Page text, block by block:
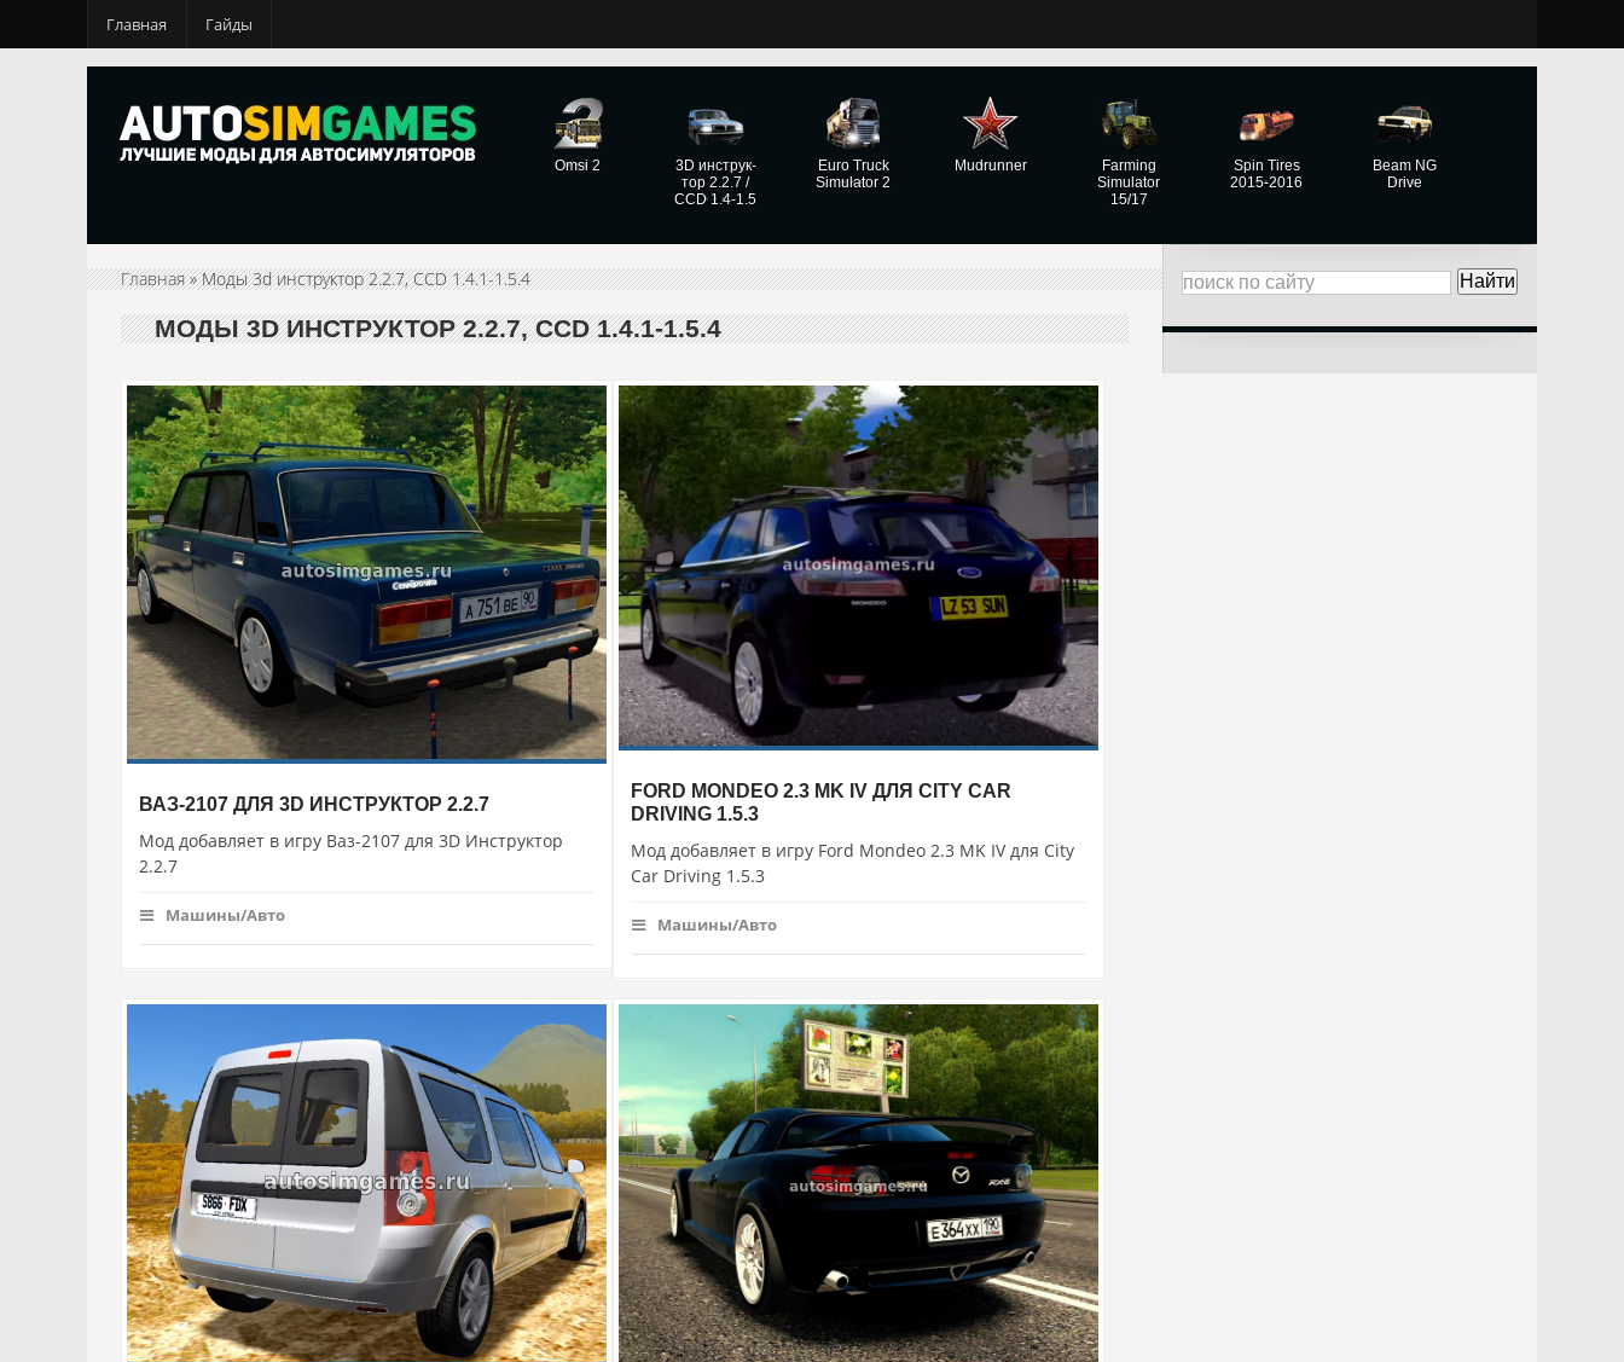
Главная Гайды
Omsi 2
3D инструк­
тор 2.2.7 /
CCD 1.4-1.5
Euro Truck
Simulator 2
Mudrunner
Farming
Simulator
15/17
Spin Tires
2015-2016
Beam NG
Drive
Главная» Моды 3d инструктор 2.2.7, CCD 1.4.1-1.5.4
МОДЫ 3D ИНСТРУКТОР 2.2.7, CCD 1.4.1-1.5.4
ВАЗ-2107 ДЛЯ 3D ИНСТРУКТОР 2.2.7
Мод добавляет в игру Ваз-2107 для 3D Инструктор
2.2.7
Машины/Авто
FORD MONDEO 2.3 MK IV ДЛЯ CITY CAR
DRIVING 1.5.3
Мод добавляет в игру Ford Mondeo 2.3 MK IV для City
Car Driving 1.5.3
Машины/Авто